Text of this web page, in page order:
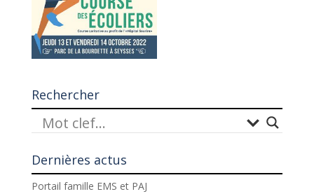
Rechercher
Dernières actus
Portail famille EMS et PAJ